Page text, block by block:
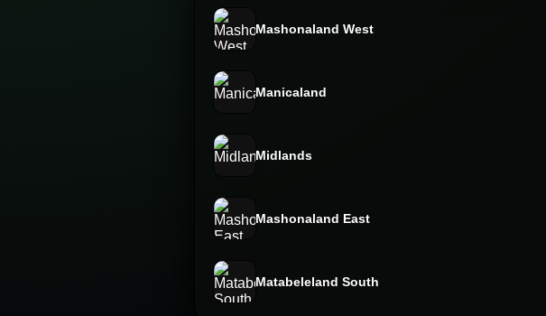
Mashonaland West
Manicaland
Midlands
Mashonaland East
Matabeleland South